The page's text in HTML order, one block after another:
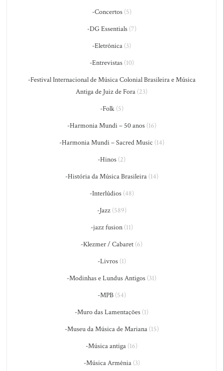
-Concertos(5)
-DG Essentials(7)
-Eletrônica (3)
-Entrevistas(10)
-Festival Internacional de Música Colonial Brasileira e Música
Antiga de Juiz de Fora (23)
-Folk(5)
-Harmonia Mundi – 50 anos(16)
-Harmonia Mundi – Sacred Music (14)
-Hinos (2)
-História da Música Brasileira(14)
-Interlúdios(48)
-Jazz(589)
-jazz fusion(11)
-Klezmer / Cabaret (6)
-Livros(1)
-Modinhas e Lundus Antigos (31)
-MPB(54)
-Muro das Lamentações (1)
-Museu da Música de Mariana(15)
-Música antiga (16)
-Música Armênia(3)